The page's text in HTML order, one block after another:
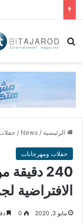
بحث عن
الرئيسية /
News
/
حفلات ومهرجانات
240
الافتراضية
مايو 3, 2020 0